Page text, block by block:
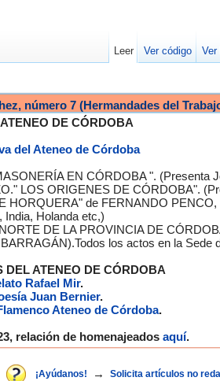
número 7 (Hermandades del
DE CÓRDOBA
del Ateneo de Córdoba
EN CÓRDOBA ". (Presenta
LOS ORIGENES DE CÓRDOBA".
de FERNANDO
India, Holanda etc,)
DE LA PROVINCIA DE
los actos en la Sede
ATENEO DE CÓRDOBA
Rafael Mir.
Juan Bernier.
Ateneo de Córdoba.
relación de homenajeados aquí.
¡Ayúdanos! → Solicita artículos no
Leer Ver código Ver